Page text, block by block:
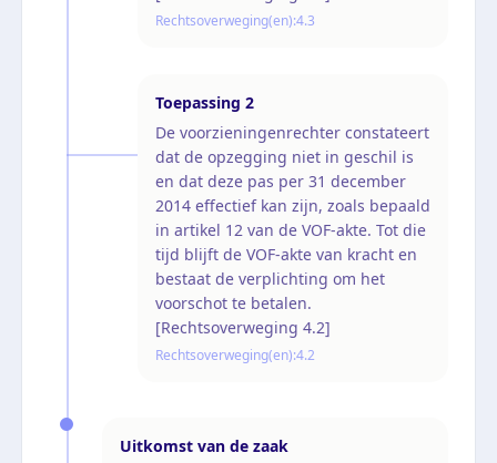
Rechtsoverweging(en):4.3
Toepassing 2
De voorzieningenrechter constateert
dat de opzegging niet in geschil is
en dat deze pas per 31 december
2014 effectief kan zijn, zoals bepaald
in artikel 12 van de VOF-akte. Tot die
tijd blijft de VOF-akte van kracht en
bestaat de verplichting om het
voorschot te betalen.
[Rechtsoverweging 4.2]
Rechtsoverweging(en):4.2
Uitkomst van de zaak